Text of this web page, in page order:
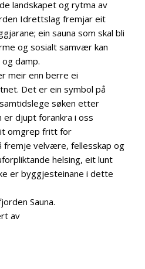
landskapet og rytma av
Idrettslag fremjar eit
ein sauna som skal bli
og sosialt samvær kan
damp.
meir enn berre ei
Det er ein symbol på
søken etter
er djupt forankra i oss
omgrep fritt for
fremje velvære, fellesskap og
helsing, eit lunt
er byggjesteinane i dette
Sauna.
av